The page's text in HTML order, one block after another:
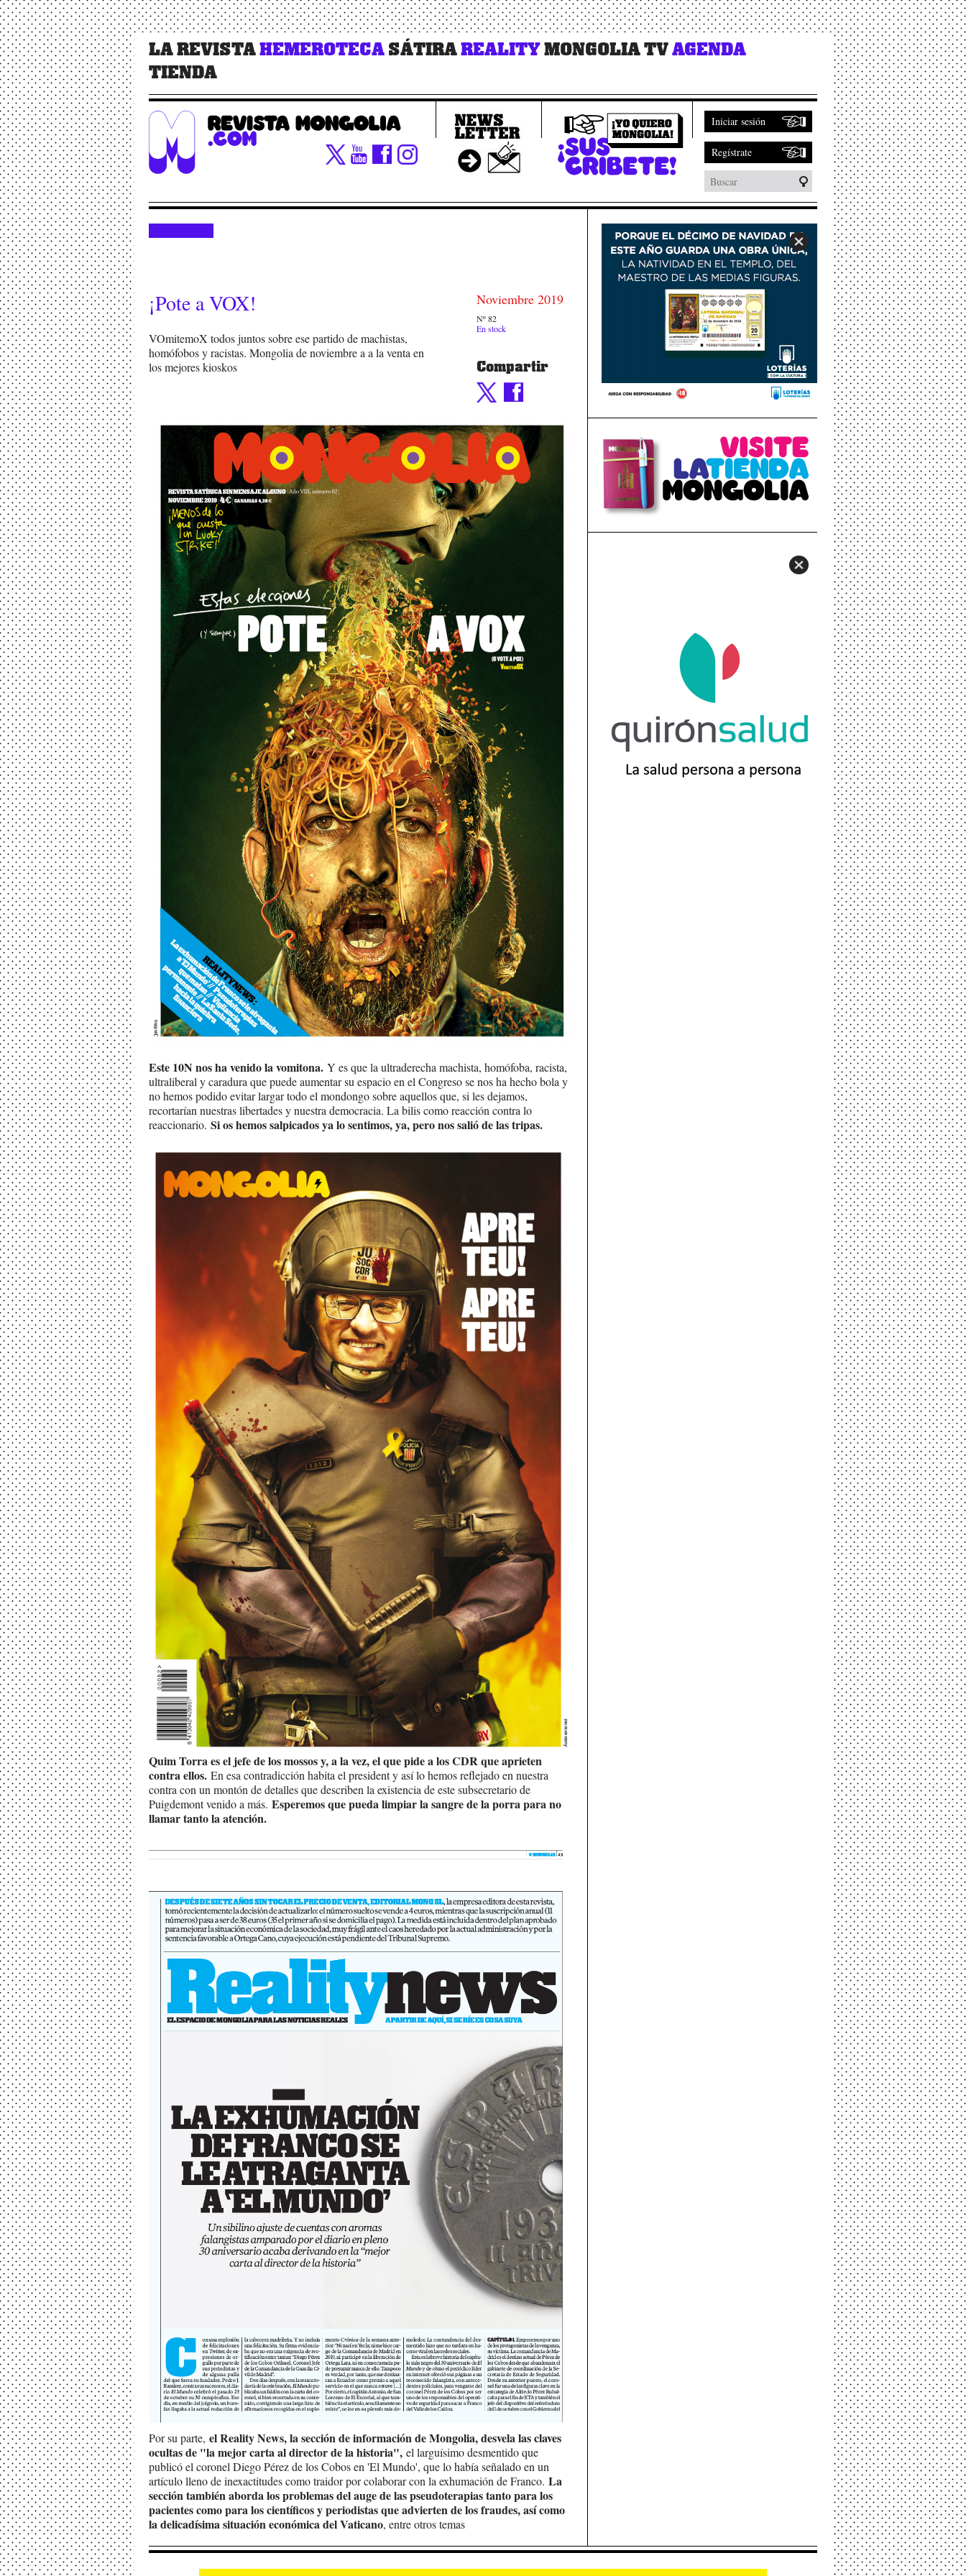
LA REVISTAHEMEROTECASÁTIRAREALITYMONGOLIA TVAGENDA
TIENDA
Iniciar sesión
Regístrate
¡Pote a VOX!
VOmitemoX todos juntos sobre ese partido de machistas,
homófobos y racistas. Mongolia de noviembre a a la venta en
los mejores kioskos
Noviembre 2019
Nº 82
En stock
Compartir
Este 10N nos ha venido la vomitona. Y es que la ultraderecha machista, homófoba, racista,
ultraliberal y caradura que puede aumentar su espacio en el Congreso se nos ha hecho bola y
no hemos podido evitar largar todo el mondongo sobre aquellos que, si les dejamos,
recortarían nuestras libertades y nuestra democracia. La bilis como reacción contra lo
reaccionario. Si os hemos salpicados ya lo sentimos, ya, pero nos salió de las tripas.
Quim Torra es el jefe de los mossos y, a la vez, el que pide a los CDR que aprieten
contra ellos. En esa contradicción habita el president y así lo hemos reflejado en nuestra
contra con un montón de detalles que describen la existencia de este subsecretario de
Puigdemont venido a más. Esperemos que pueda limpiar la sangre de la porra para no
llamar tanto la atención.
Por su parte, el Reality News, la sección de información de Mongolia, desvela las claves
ocultas de "la mejor carta al director de la historia", el larguísimo desmentido que
publicó el coronel Diego Pérez de los Cobos en 'El Mundo', que lo había señalado en un
artículo lleno de inexactitudes como traidor por colaborar con la exhumación de Franco. La
sección también aborda los problemas del auge de las pseudoterapias tanto para los
pacientes como para los científicos y periodistas que advierten de los fraudes, así como
la delicadísima situación económica del Vaticano, entre otros temas